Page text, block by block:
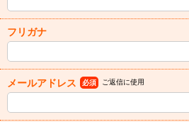
フリガナ
メールアドレス 必須 ご返信に使用